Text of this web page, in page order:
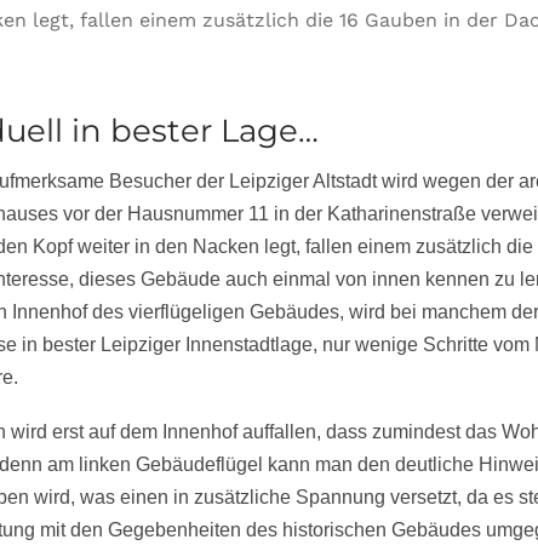
legt, fallen einem zusätzlich die 16 Gauben in der
in bester Lage…
Besucher der Leipziger Altstadt wird wegen der
vor der Hausnummer 11 in der Katharinenstraße
Kopf weiter in den Nacken legt, fallen einem zusätzlich
dieses Gebäude auch einmal von innen kennen zu
Innenhof des vierflügeligen Gebäudes, wird bei manchem
in bester Leipziger Innenstadtlage, nur wenige Schritte
wird erst auf dem Innenhof auffallen, dass zumindest das
am linken Gebäudeflügel kann man den deutliche
wird, was einen in zusätzliche Spannung versetzt, da es
mit den Gegebenheiten des historischen Gebäudes